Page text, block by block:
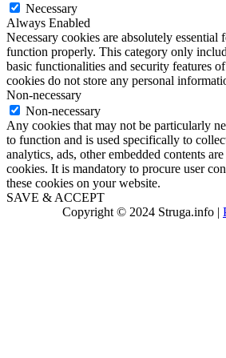
Necessary
Always Enabled
Necessary cookies are absolutely essential
function properly. This category only
basic functionalities and security features
cookies do not store any personal
Non-necessary
Non-necessary
Any cookies that may not be particularly
to function and is used specifically to
analytics, ads, other embedded contents
cookies. It is mandatory to procure user
these cookies on your website.
SAVE & ACCEPT
Copyright © 2024 Struga.info |